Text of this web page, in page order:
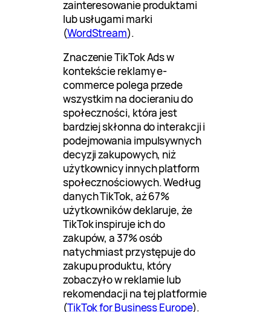
zainteresowanie produktami
lub usługami marki
(WordStream).
Znaczenie TikTok Ads w
kontekście reklamy e-
commerce polega przede
wszystkim na docieraniu do
społeczności, która jest
bardziej skłonna do interakcji i
podejmowania impulsywnych
decyzji zakupowych, niż
użytkownicy innych platform
społecznościowych. Według
danych TikTok, aż 67%
użytkowników deklaruje, że
TikTok inspiruje ich do
zakupów, a 37% osób
natychmiast przystępuje do
zakupu produktu, który
zobaczyło w reklamie lub
rekomendacji na tej platformie
(TikTok for Business Europe).